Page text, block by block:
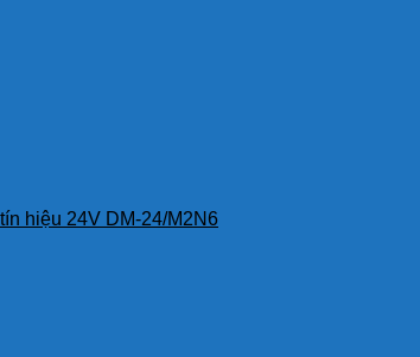
hiệu 24V DM-24/M2N6